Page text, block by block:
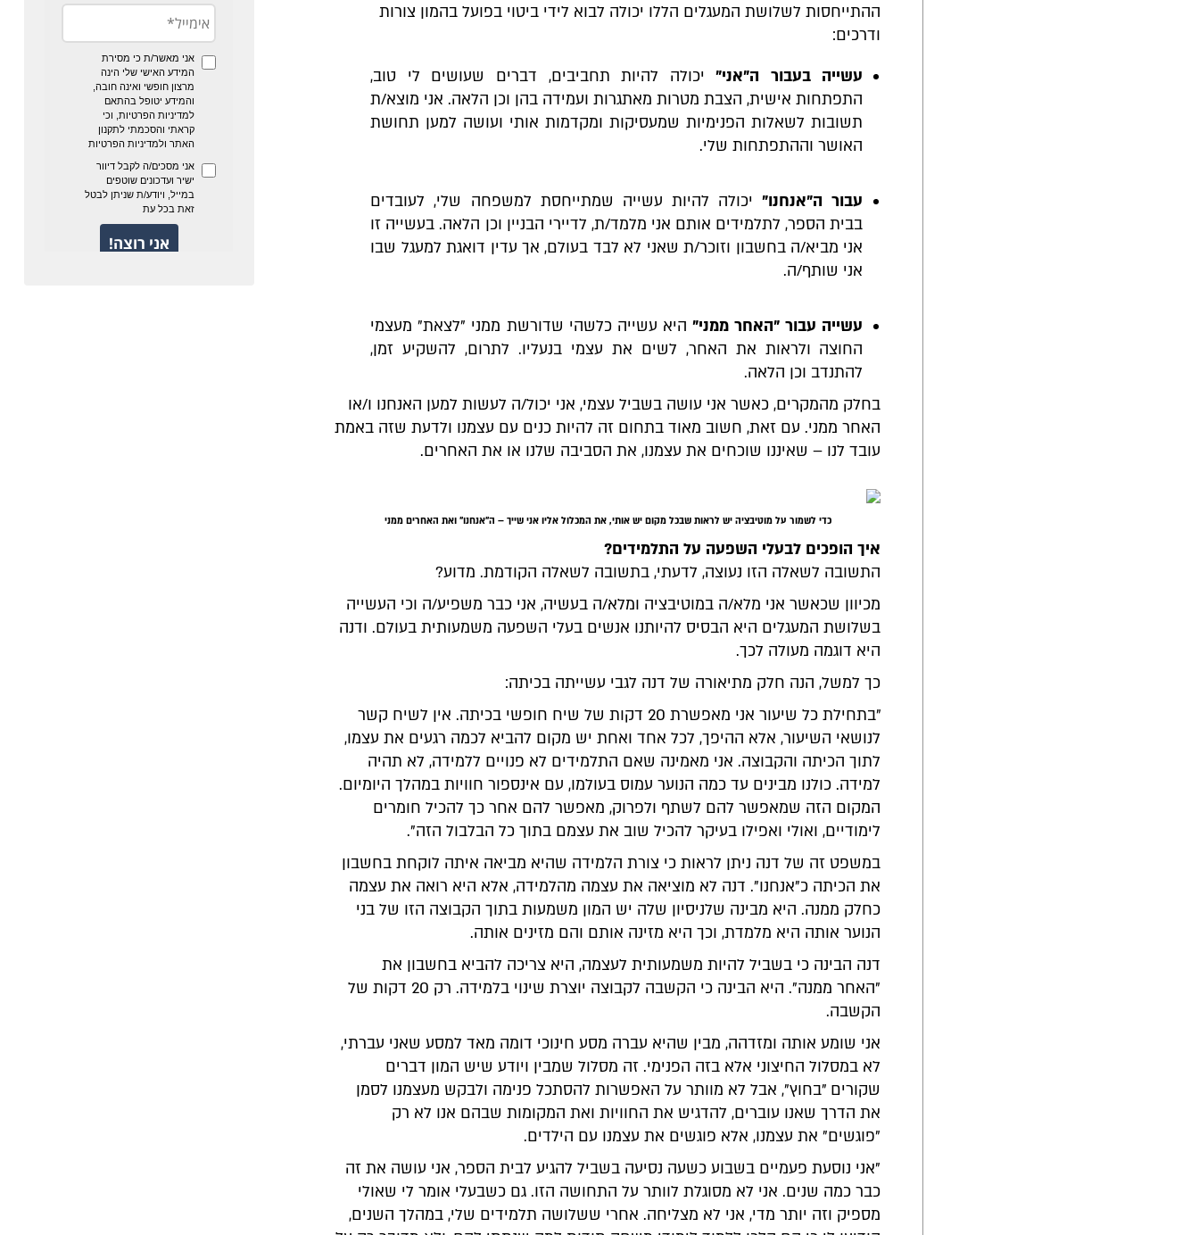
ההתייחסות לשלושת המעגלים הללו יכולה לבוא לידי ביטוי בפועל בהמון צורות
ודרכים:
עשייה בעבור ה"אני"יכולה להיות תחביבים, דברים שעושים לי טוב,
התפתחות אישית, הצבת מטרות מאתגרות ועמידה בהן וכן הלאה. אני מוצא/ת
תשובות לשאלות הפנימיות שמעסיקות ומקדמות אותי ועושה למען תחושת
האושר וההתפתחות שלי.
עבור ה"אנחנו"יכולה להיות עשייה שמתייחסת למשפחה שלי, לעובדים
בבית הספר, לתלמידים אותם אני מלמד/ת, לדיירי הבניין וכן הלאה. בעשייה זו
אני מביא/ה בחשבון וזוכר/ת שאני לא לבד בעולם, אך עדין דואגת למעגל שבו
אני שותף/ה.
עשייה עבור "האחר ממני"היא עשייה כלשהי שדורשת ממני "לצאת" מעצמי
החוצה ולראות את האחר, לשים את עצמי בנעליו. לתרום, להשקיע זמן,
להתנדב וכן הלאה.
בחלק מהמקרים, כאשר אני עושה בשביל עצמי, אני יכול/ה לעשות למען האנחנו ו/או
האחר ממני. עם זאת, חשוב מאוד בתחום זה להיות כנים עם עצמנו ולדעת שזה באמת
עובד לנו – שאיננו שוכחים את עצמנו, את הסביבה שלנו או את האחרים.
כדי לשמור על מוטיבציה יש לראות שבכל מקום יש אותי, את המכלול אליו אני שייך – ה"אנחנו" ואת האחרים ממני
איך הופכים לבעלי השפעה על התלמידים?
התשובה לשאלה הזו נעוצה, לדעתי, בתשובה לשאלה הקודמת. מדוע?
מכיוון שכאשר אני מלא/ה במוטיבציה ומלא/ה בעשיה, אני כבר משפיע/ה וכי העשייה
בשלושת המעגלים היא הבסיס להיותנו אנשים בעלי השפעה משמעותית בעולם. ודנה
היא דוגמה מעולה לכך.
כך למשל, הנה חלק מתיאורה של דנה לגבי עשייתה בכיתה:
"בתחילת כל שיעור אני מאפשרת 20 דקות של שיח חופשי בכיתה. אין לשיח קשר
לנושאי השיעור, אלא ההיפך, לכל אחד ואחת יש מקום להביא לכמה רגעים את עצמו,
לתוך הכיתה והקבוצה. אני מאמינה שאם התלמידים לא פנויים ללמידה, לא תהיה
למידה. כולנו מבינים עד כמה הנוער עמוס בעולמו, עם אינספור חוויות במהלך היומיום.
המקום הזה שמאפשר להם לשתף ולפרוק, מאפשר להם אחר כך להכיל חומרים
לימודיים, ואולי ואפילו בעיקר להכיל שוב את עצמם בתוך כל הבלבול הזה".
במשפט זה של דנה ניתן לראות כי צורת הלמידה שהיא מביאה איתה לוקחת בחשבון
את הכיתה כ"אנחנו". דנה לא מוציאה את עצמה מהלמידה, אלא היא רואה את עצמה
כחלק ממנה. היא מבינה שלניסיון שלה יש המון משמעות בתוך הקבוצה הזו של בני
הנוער אותה היא מלמדת, וכך היא מזינה אותם והם מזינים אותה.
דנה הבינה כי בשביל להיות משמעותית לעצמה, היא צריכה להביא בחשבון את
"האחר ממנה". היא הבינה כי הקשבה לקבוצה יוצרת שינוי בלמידה. רק 20 דקות של
הקשבה.
אני שומע אותה ומזדהה, מבין שהיא עברה מסע חינוכי דומה מאד למסע שאני עברתי,
לא במסלול החיצוני אלא בזה הפנימי. זה מסלול שמבין ויודע שיש המון דברים
שקורים "בחוץ", אבל לא מוותר על האפשרות להסתכל פנימה ולבקש מעצמנו לסמן
את הדרך שאנו עוברים, להדגיש את החוויות ואת המקומות שבהם אנו לא רק
"פוגשים" את עצמנו, אלא פוגשים את עצמנו עם הילדים.
"אני נוסעת פעמיים בשבוע כשעה נסיעה בשביל להגיע לבית הספר, אני עושה את זה
כבר כמה שנים. אני לא מסוגלת לוותר על התחושה הזו. גם כשבעלי אומר לי שאולי
מספיק וזה יותר מדי, אני לא מצליחה. אחרי ששלושה תלמידים שלי, במהלך השנים,